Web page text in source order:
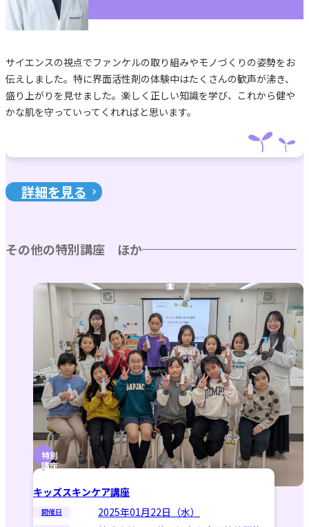
サイエンスの視点でファンケルの取り組みやモノづくりの姿勢をお
伝えしました。特に界面活性剤の体験中はたくさんの歓声が沸き、
盛り上がりを見せました。楽しく正しい知識を学び、これから健や
かな肌を守っていってくれればと思います。
詳細を見る
その他の特別講座 ほか
特別
講座
キッズスキンケア講座
開催日 2025年01月22日（水）